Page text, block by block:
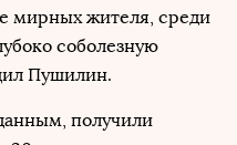
мирных жителя, среди
соболезную
Пушилин.
получили